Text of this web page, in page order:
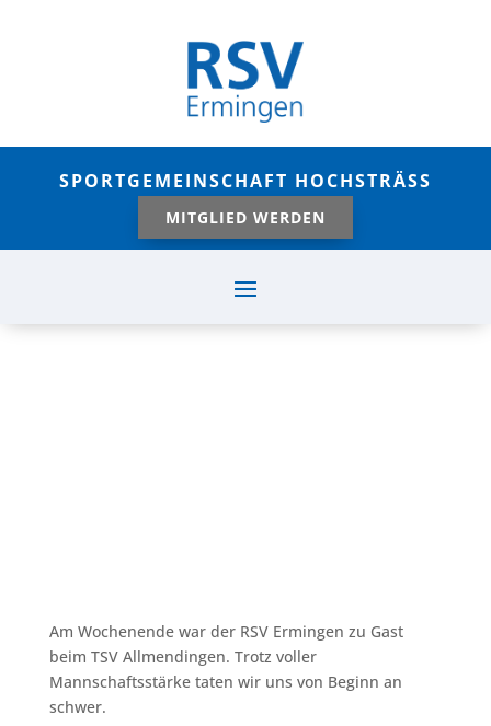
SPORTGEMEINSCHAFT HOCHSTRÄSS
MITGLIED WERDEN
Am Wochenende war der RSV Ermingen zu Gast
beim TSV Allmendingen. Trotz voller
Mannschaftsstärke taten wir uns von Beginn an
schwer.